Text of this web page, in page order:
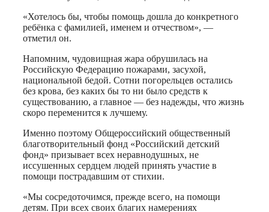
«Хотелось бы, чтобы помощь дошла до конкретного
ребёнка с фамилией, именем и отчеством», —
отметил он.
Напомним, чудовищная жара обрушилась на
Российскую Федерацию пожарами, засухой,
национальной бедой. Сотни погорельцев остались
без крова, без каких бы то ни было средств к
существованию, а главное — без надежды, что жизнь
скоро переменится к лучшему.
Именно поэтому Общероссийский общественный
благотворительный фонд «Российский детский
фонд» призывает всех неравнодушных, не
иссушенных сердцем людей принять участие в
помощи пострадавшим от стихии.
«Мы сосредоточимся, прежде всего, на помощи
детям. При всех своих благих намерениях